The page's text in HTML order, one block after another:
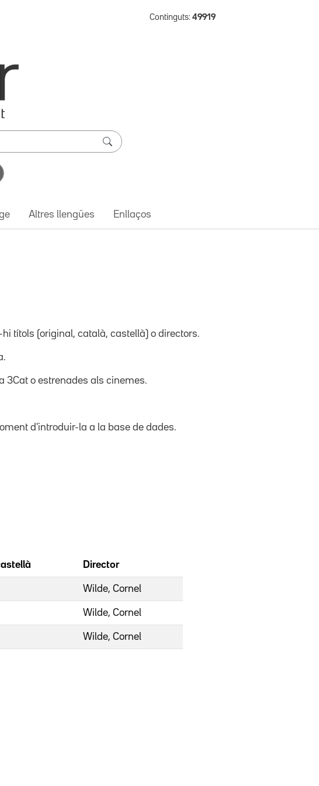
Continguts: 49919
Altres llengües Enllaços
títols (original, català, castellà) o directors.
3Cat o estrenades als cinemes.
d'introduir-la a la base de dades.
Director
Wilde, Cornel
Wilde, Cornel
Wilde, Cornel